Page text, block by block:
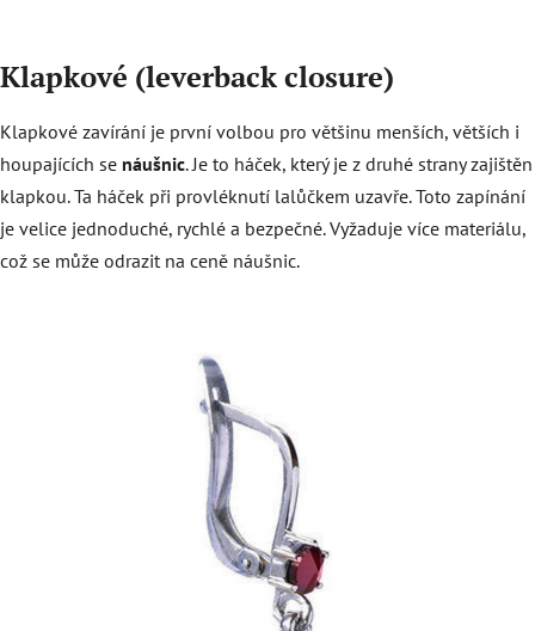
Klapkové (leverback closure)
Klapkové zavírání je první volbou pro většinu menších, větších i
houpajících se náušnic. Je to háček, který je z druhé strany zajištěn
klapkou. Ta háček při provléknutí lalůčkem uzavře. Toto zapínání
je velice jednoduché, rychlé a bezpečné. Vyžaduje více materiálu,
což se může odrazit na ceně náušnic.